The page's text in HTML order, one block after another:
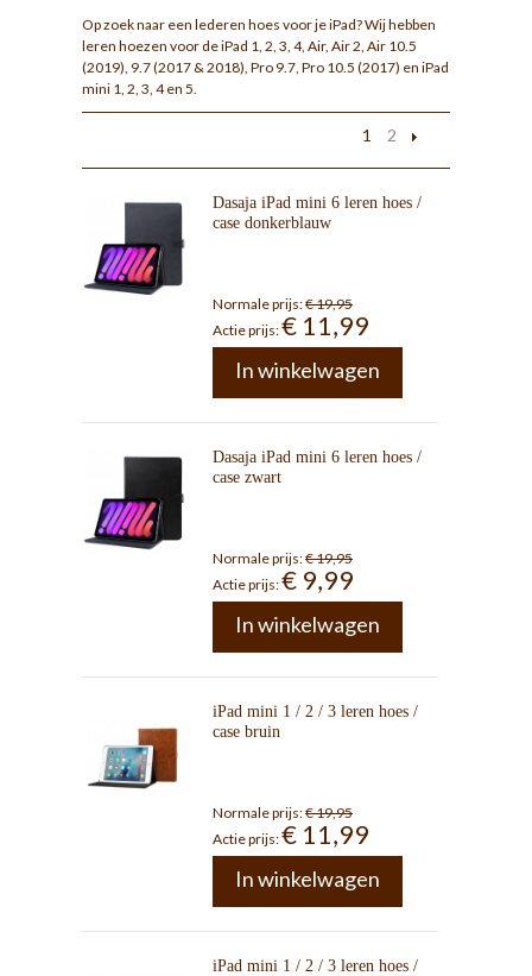
Op zoek naar een lederen hoes voor je iPad? Wij hebben
leren hoezen voor de iPad 1, 2, 3, 4, Air, Air 2, Air 10.5
(2019), 9.7 (2017 & 2018), Pro 9.7, Pro 10.5 (2017) en iPad
mini 1, 2, 3, 4 en 5.
1 2
Dasaja iPad mini 6 leren hoes /
case donkerblauw
Normale prijs:€ 19,95
Actie prijs:€ 11,99
In winkelwagen
Dasaja iPad mini 6 leren hoes /
case zwart
Normale prijs:€ 19,95
Actie prijs:€ 9,99
In winkelwagen
iPad mini 1 / 2 / 3 leren hoes /
case bruin
Normale prijs:€ 19,95
Actie prijs:€ 11,99
In winkelwagen
iPad mini 1 / 2 / 3 leren hoes /